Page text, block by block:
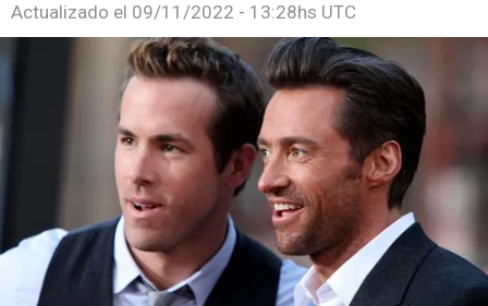
Actualizado el 09/11/2022 - 13:28hs UTC